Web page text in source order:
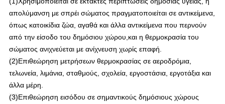
απολύμανση με σπρέι σώματος πραγματοποιείται σε αντικείμενα,
όπως κατοικίδια ζώα, αγαθά και άλλα αντικείμενα που περνούν
από την είσοδο του δημόσιου χώρου,και η θερμοκρασία του
σώματος ανιχνεύεται με ανίχνευση χωρίς επαφή.
(2)Επιθεώρηση μετρήσεων θερμοκρασίας σε αεροδρόμια,
τελωνεία, λιμάνια, σταθμούς, σχολεία, εργοστάσια, εργοτάξια και
άλλα μέρη.
(3)Επιθεώρηση εισόδου σε σημαντικούς δημόσιους χώρους